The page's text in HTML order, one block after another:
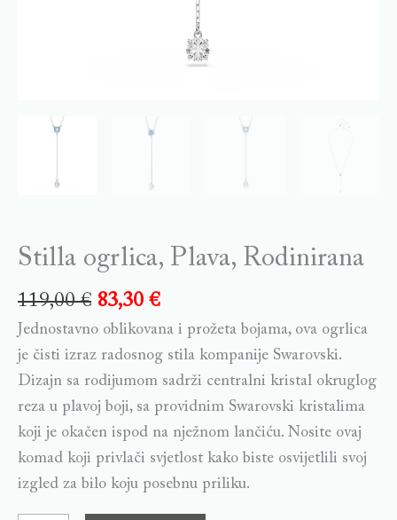
Stilla ogrlica, Plava, Rodinirana
119,00€ 83,30 €
Jednostavno oblikovana i prožeta bojama, ova ogrlica
je čisti izraz radosnog stila kompanije Swarovski.
Dizajn sa rodijumom sadrži centralni kristal okruglog
reza u plavoj boji, sa providnim Swarovski kristalima
koji je okačen ispod na nježnom lančiću. Nosite ovaj
komad koji privlači svjetlost kako biste osvijetlili svoj
izgled za bilo koju posebnu priliku.